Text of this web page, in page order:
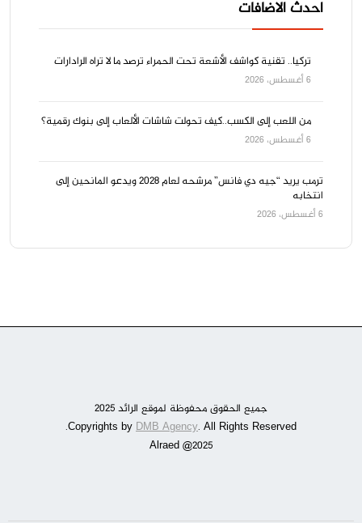
احدث الاضافات
تركيا.. تقنية كواشف الأشعة تحت الحمراء ترصد ما لا تراه الرادارات
6 أغسطس، 2026
من اللعب إلى الكسب..كيف تحولت شاشات الألعاب إلى بنوك رقمية؟
6 أغسطس، 2026
ترمب يريد “جيه دي فانس” مرشحه لعام 2028 ويدعو المانحين إلى
انتخابه
6 أغسطس، 2026
جميع الحقوق محفوظة لموقع الرائد 2025
DMB Agency. All Rights Reserved.
Alraed @2025